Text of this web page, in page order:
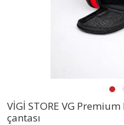
VİGİ STORE VG
çantası